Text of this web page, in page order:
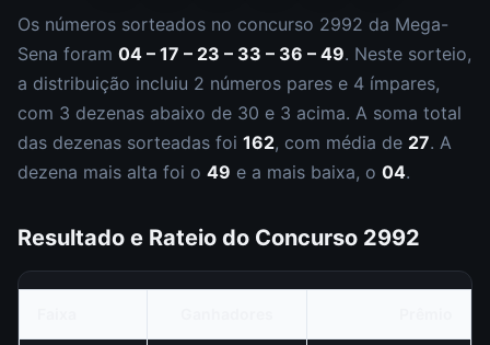
Os números sorteados no concurso 2992 da Mega-
Sena foram 04 – 17 – 23 – 33 – 36 – 49. Neste sorteio,
a distribuição incluiu 2 números pares e 4 ímpares,
com 3 dezenas abaixo de 30 e 3 acima. A soma total
das dezenas sorteadas foi 162, com média de 27. A
dezena mais alta foi o 49 e a mais baixa, o 04.
Resultado e Rateio do Concurso 2992